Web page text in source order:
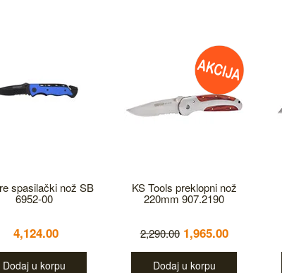
spasilački nož SB
6952-00
4,124.00
Dodaj u korpu
KS Tools preklopni nož
220mm 907.2190
2,290.00 1,965.00
Dodaj u korpu